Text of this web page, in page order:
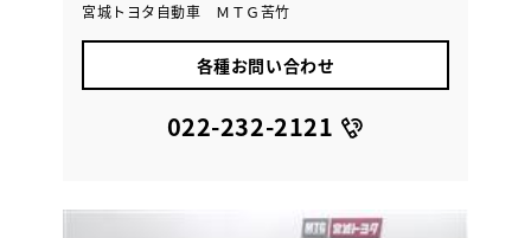
宮城トヨタ自動車 ＭＴＧ苦竹
各種お問い合わせ
022-232-2121